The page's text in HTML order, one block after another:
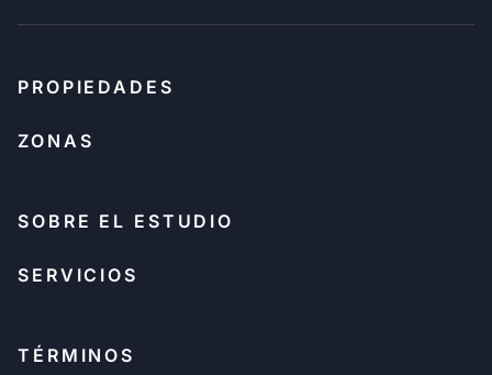
PROPIEDADES
ZONAS
SOBRE EL ESTUDIO
SERVICIOS
TÉRMINOS